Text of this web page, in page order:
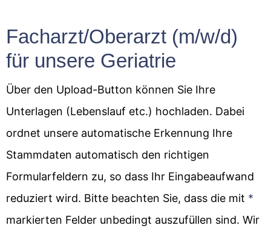
Facharzt/Oberarzt (m/w/d)
für unsere Geriatrie
Über den Upload-Button können Sie Ihre
Unterlagen (Lebenslauf etc.) hochladen. Dabei
ordnet unsere automatische Erkennung Ihre
Stammdaten automatisch den richtigen
Formularfeldern zu, so dass Ihr Eingabeaufwand
reduziert wird. Bitte beachten Sie, dass die mit *
markierten Felder unbedingt auszufüllen sind. Wir